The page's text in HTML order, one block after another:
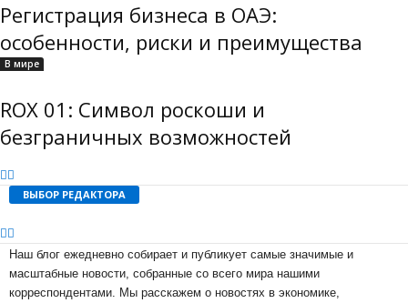
Регистрация бизнеса в ОАЭ:
особенности, риски и преимущества
В мире
ROX 01: Символ роскоши и
безграничных возможностей
ВЫБОР РЕДАКТОРА
Наш блог ежедневно собирает и публикует самые значимые и
масштабные новости, собранные со всего мира нашими
корреспондентами. Мы расскажем о новостях в экономике,